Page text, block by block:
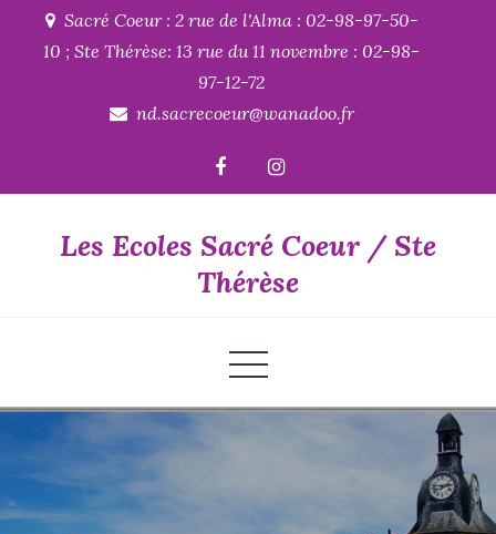
Sacré Coeur : 2 rue de l'Alma : 02-98-97-50-
10 ; Ste Thérèse: 13 rue du 11 novembre : 02-98-
97-12-72
nd.sacrecoeur@wanadoo.fr
Les Ecoles Sacré Coeur / Ste
Thérèse